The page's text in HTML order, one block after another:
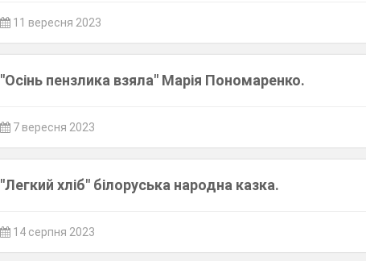
11 вересня 2023
"Осінь пензлика взяла" Марія Пономаренко.
7 вересня 2023
"Легкий хліб" білоруська народна казка.
14 серпня 2023